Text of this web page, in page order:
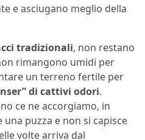
e asciugano meglio della
tradizionali, non restano
rimangono umidi per
un terreno fertile per
di cattivi odori.
ce ne accorgiamo, in
puzza e non si capisce
volte arriva dal